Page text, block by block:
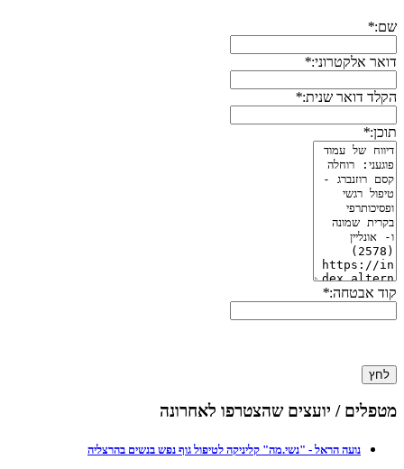
שם:*
דואר אלקטרוני:*
הקלד דואר שנית:*
תוכן:*
קוד אבטחה:*
לחץ
מטפלים / יועצים שהצטרפו לאחרונה
נועה הראל - "נשי.מה" קליניקה לטיפול גוף נפש בנשים בהרצליה